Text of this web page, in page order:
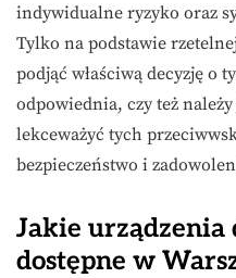
indywidualne ryzyko oraz
Tylko na podstawie
podjąć właściwą decyzję o
odpowiednia, czy też
lekceważyć tych
bezpieczeństwo i
Jakie
dostępne w